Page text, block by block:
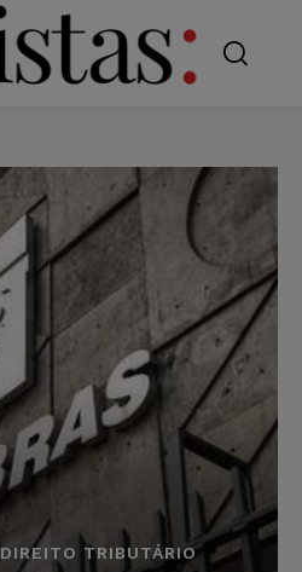
DIREITO TRIBUTÁRIO